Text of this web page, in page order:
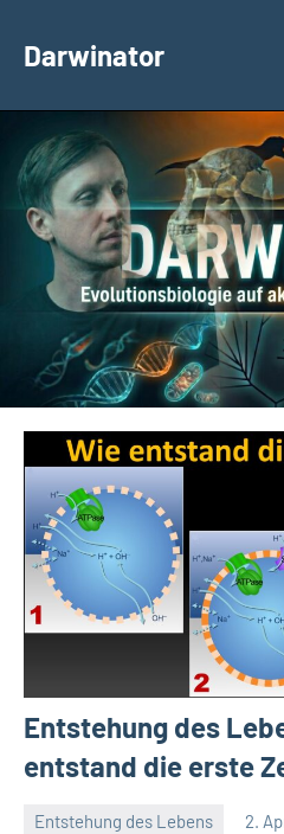
InhaltDarwinator
Evolutionsbiologie
Entstehung des
entstand die erste
Entstehung des Lebens 2.